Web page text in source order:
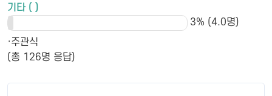
기타 ( )
3% (4.0명)
·주관식
(총 126명 응답)